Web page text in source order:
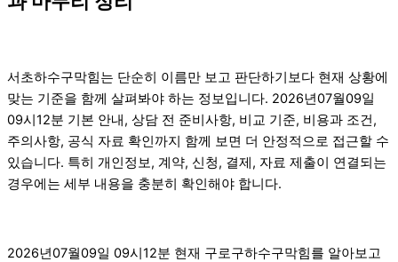
서초하수구막힘는 단순히 이름만 보고 판단하기보다 현재 상황에
맞는 기준을 함께 살펴봐야 하는 정보입니다. 2026년07월09일
09시12분 기본 안내, 상담 전 준비사항, 비교 기준, 비용과 조건,
주의사항, 공식 자료 확인까지 함께 보면 더 안정적으로 접근할 수
있습니다. 특히 개인정보, 계약, 신청, 결제, 자료 제출이 연결되는
경우에는 세부 내용을 충분히 확인해야 합니다.
2026년07월09일 09시12분 현재 구로구하수구막힘를 알아보고